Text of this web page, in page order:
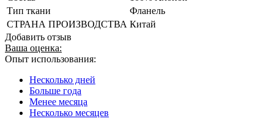
Тип ткани
Фланель
СТРАНА ПРОИЗВОДСТВА Китай
Добавить отзыв
Ваша оценка:
Опыт использования:
Несколько дней
Больше года
Менее месяца
Несколько месяцев